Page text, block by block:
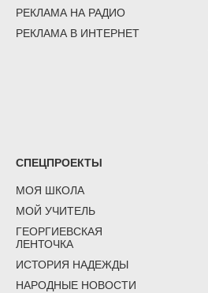
РЕКЛАМА НА РАДИО
РЕКЛАМА В ИНТЕРНЕТ
СПЕЦПРОЕКТЫ
МОЯ ШКОЛА
МОЙ УЧИТЕЛЬ
ГЕОРГИЕВСКАЯ
ЛЕНТОЧКА
ИСТОРИЯ НАДЕЖДЫ
НАРОДНЫЕ НОВОСТИ